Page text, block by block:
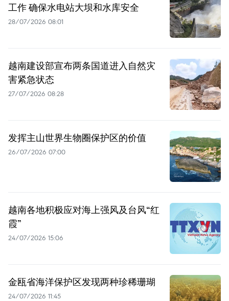
工作 确保水电站大坝和水库安全
28/07/2026 08:01
越南建设部宣布两条国道进入自然灾
害紧急状态
27/07/2026 08:28
发挥主山世界生物圈保护区的价值
26/07/2026 07:00
越南各地积极应对海上强风及台风“红
霞”
24/07/2026 15:06
金瓯省海洋保护区发现两种珍稀珊瑚
24/07/2026 11:45